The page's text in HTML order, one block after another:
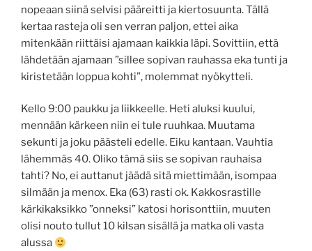
nopeaan siinä selvisi pääreitti ja kiertosuunta. Tällä
kertaa rasteja oli sen verran paljon, ettei aika
mitenkään riittäisi ajamaan kaikkia läpi. Sovittiin, että
lähdetään ajamaan ”sillee sopivan rauhassa eka tunti ja
kiristetään loppua kohti”, molemmat nyökytteli.
Kello 9:00 paukku ja liikkeelle. Heti aluksi kuului,
mennään kärkeen niin ei tule ruuhkaa. Muutama
sekunti ja joku päästeli edelle. Eiku kantaan. Vauhtia
lähemmäs 40. Oliko tämä siis se sopivan rauhaisa
tahti? No, ei auttanut jäädä sitä miettimään, isompaa
silmään ja menox. Eka (63) rasti ok. Kakkosrastille
kärkikaksikko ”onneksi” katosi horisonttiin, muuten
olisi nouto tullut 10 kilsan sisällä ja matka oli vasta
alussa